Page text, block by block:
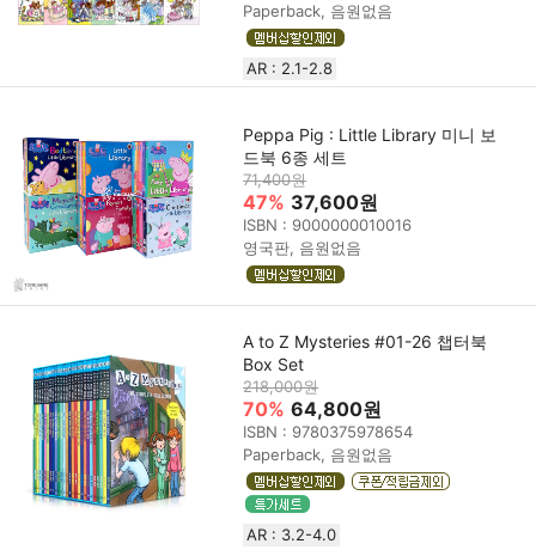
Paperback, 음원없음
AR : 2.1-2.8
Peppa Pig : Little Library 미니 보
드북 6종 세트
71,400원
47% 37,600원
ISBN : 9000000010016
영국판, 음원없음
A to Z Mysteries #01-26 챕터북
Box Set
218,000원
70% 64,800원
ISBN : 9780375978654
Paperback, 음원없음
AR : 3.2-4.0